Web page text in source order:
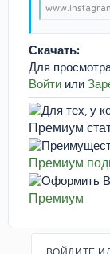
Скачать:
Для
Войти или
Премиум
Премиум
Премиум